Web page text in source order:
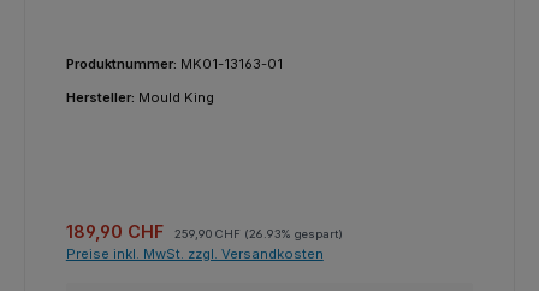
Produktnummer: MK01-13163-01
Hersteller: Mould King
Verkaufspreis:
189,90 CHF 259,90 CHF (26.93% gespart)
Preise inkl. MwSt. zzgl. Versandkosten